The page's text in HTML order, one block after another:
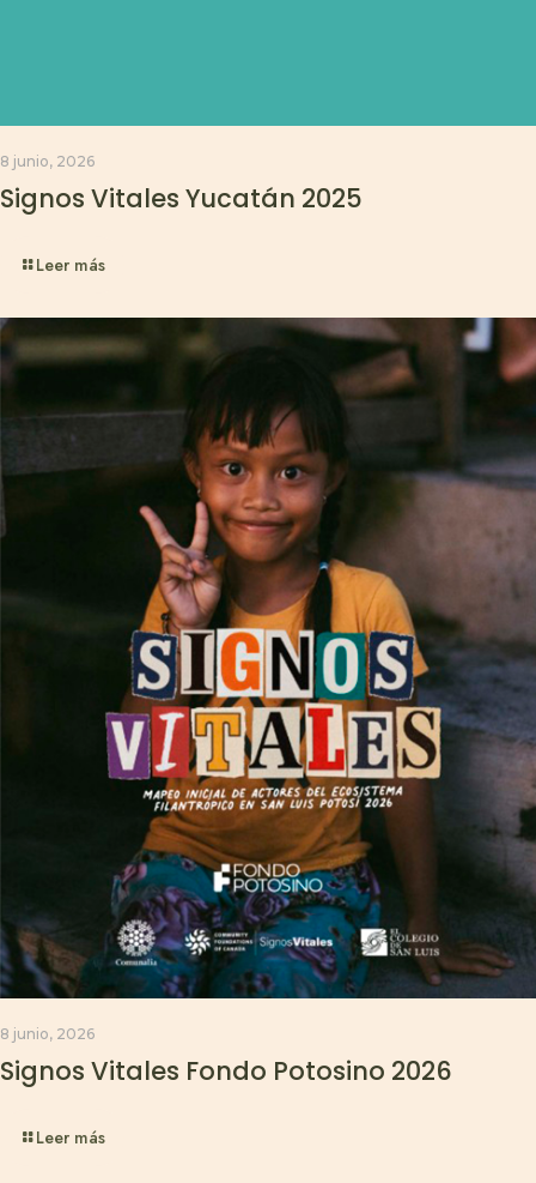
8 junio, 2026
Signos Vitales Yucatán 2025
Leer más
8 junio, 2026
Signos Vitales Fondo Potosino 2026
Leer más